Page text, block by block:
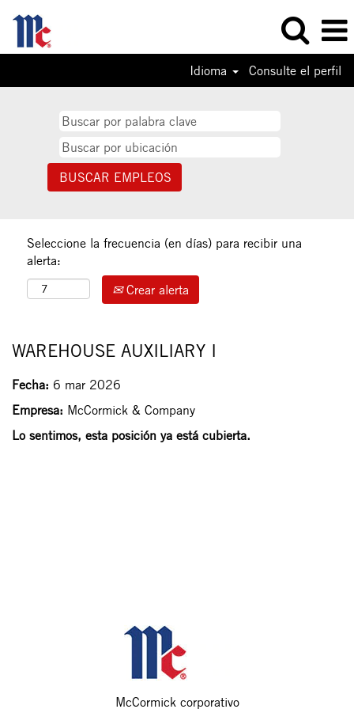
Idioma Consulte el perfil
Seleccione la frecuencia (en días) para recibir una
alerta:
Crear alerta
WAREHOUSE AUXILIARY I
Fecha: 6 mar 2026
Empresa: McCormick & Company
Lo sentimos, esta posición ya está cubierta.
McCormick corporativo